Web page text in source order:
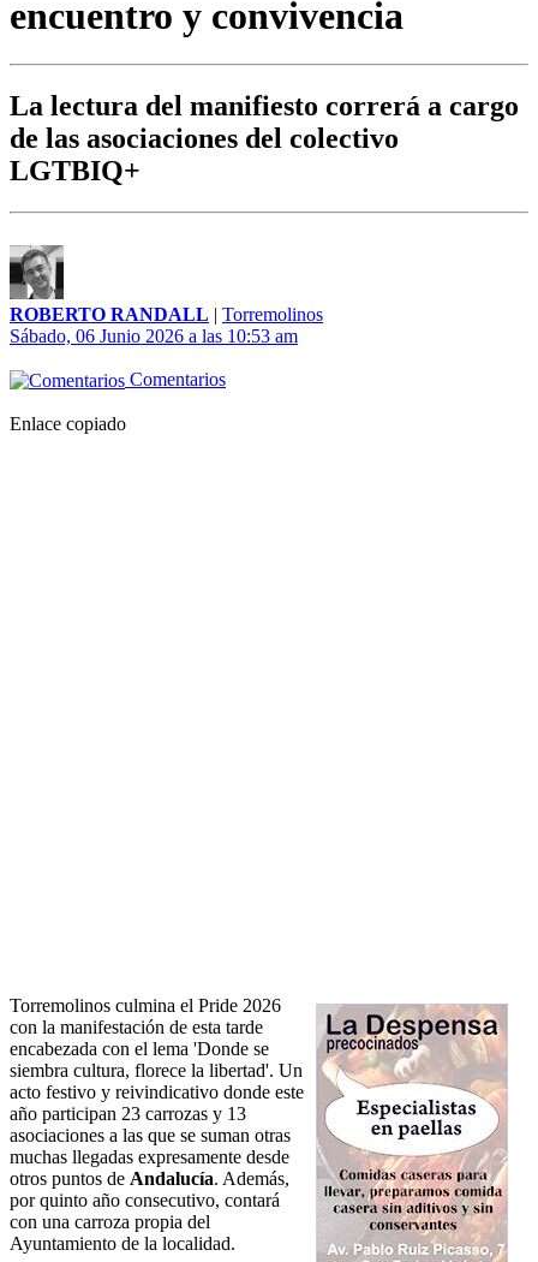
encuentro y convivencia
La lectura del manifiesto correrá a cargo
de las asociaciones del colectivo
LGTBIQ+
ROBERTO RANDALL | Torremolinos
Sábado, 06 Junio 2026 a las 10:53 am
Comentarios
Enlace copiado
Torremolinos culmina el Pride 2026
con la manifestación de esta tarde
encabezada con el lema 'Donde se
siembra cultura, florece la libertad'. Un
acto festivo y reivindicativo donde este
año participan 23 carrozas y 13
asociaciones a las que se suman otras
muchas llegadas expresamente desde
otros puntos de Andalucía. Además,
por quinto año consecutivo, contará
con una carroza propia del
Ayuntamiento de la localidad.